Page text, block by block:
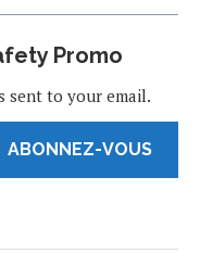
Promo
sent to your email.
ABONNEZ-VOUS